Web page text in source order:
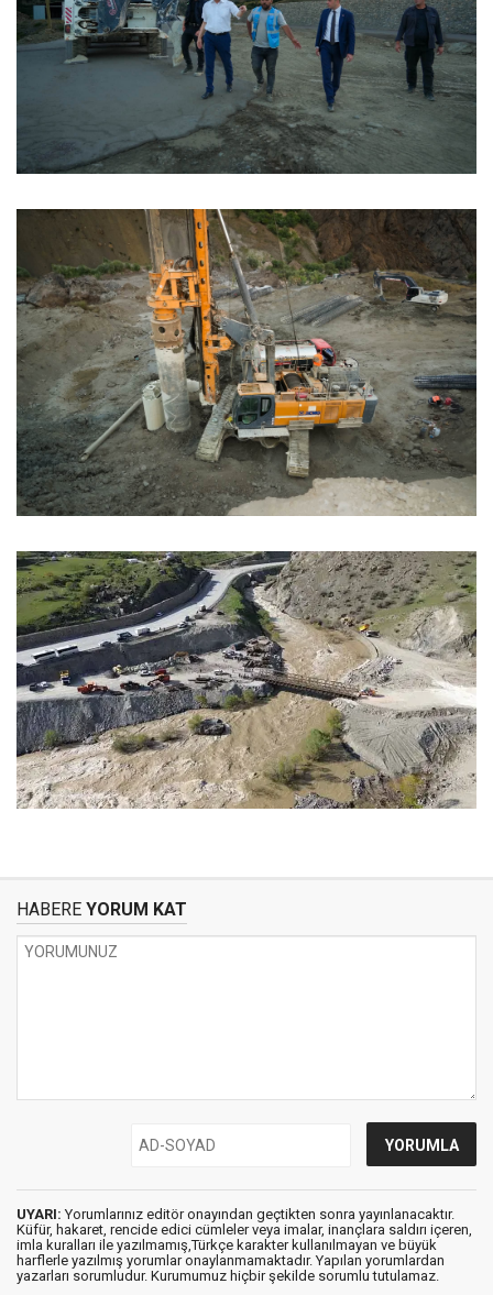
HABERE YORUM KAT
UYARI: Yorumlarınız editör onayından geçtikten sonra yayınlanacaktır.
Küfür, hakaret, rencide edici cümleler veya imalar, inançlara saldırı içeren,
imla kuralları ile yazılmamış,Türkçe karakter kullanılmayan ve büyük
harflerle yazılmış yorumlar onaylanmamaktadır. Yapılan yorumlardan
yazarları sorumludur. Kurumumuz hiçbir şekilde sorumlu tutulamaz.